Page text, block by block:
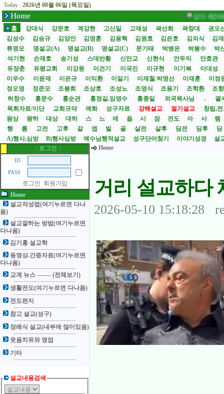
Today : 2026년 08월 06일 (목요일)
Home
성도 6명에서 1000명
홈
강대식 강문호 계강현 고신일 고재성 곽선희 곽창대
권오
김성수
김승규 김양인 김영훈 김용혁 김원효 김은호 김의식
김
류영모
명설교(A) 명설교(B) 명설교(C) 문기태 박병은 박봉수
박
석기현
손재호 송기성 스데반황 신만교 신현식 안두익
안효관
유장춘
유평교회 이강웅 이건기 이국진 이규현 이기복
이대성
이우수
이윤재 이은규 이익환 이일기 이재철.박영선 이재훈
이정
정오영
정준모 조봉희 조상호 조성노 조영식 조용기 조학환
조
허창수
홍문수 홍순관 홍정길.임영수 홍종일 외국목사님 .
괄
목회자료/이단
교회규약 예화 성구자료 강해설교 절기설교
창립,
왕상
왕하 대상 대하 스 느 에 욥 시 잠 전도 아 사
렘
행
롬 고전 고후 갈 엡 빌 골 살전 살후 딤전 딤후
딛
A)행사,심방
B)행사심방 예수님행적설교 성구단어찾기 이야기성경
설
:: 로그인 ::
ID
PASS
로그인
회원가입
Home
설교작성법(여기누르면 다나
옴)
설교잘하는 방법(여기누르면
다나옴)
김기홍 설교학
동영상.간증자료(여기누르면
다나옴)
교계 뉴스 ------- (전체보기)
생활전도(여기누르면 다나옴)
전도편지
참고 설교(성구)
장례식 설교(내부에 많이있음)
웃음치유와 영업
기타
설교내용검색
Home
거리 설교하다
2026-05-10 15:18:28